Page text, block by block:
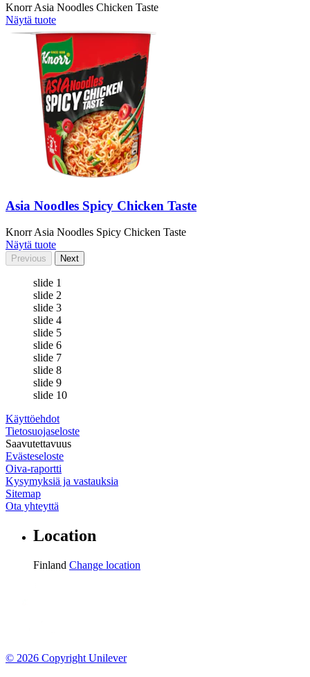
Knorr Asia Noodles Chicken Taste
Näytä tuote
Asia Noodles Spicy Chicken Taste
Knorr Asia Noodles Spicy Chicken Taste
Näytä tuote
Previous Next
slide 1
slide 2
slide 3
slide 4
slide 5
slide 6
slide 7
slide 8
slide 9
slide 10
Käyttöehdot
Tietosuojaseloste
Saavutettavuus
Evästeseloste
Muokkaa asetuksia
Oiva-raportti
Kysymyksiä ja vastauksia
Ota yhteyttä
Location